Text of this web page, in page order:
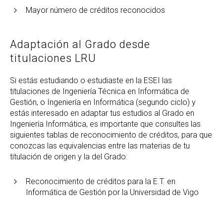
Mayor número de créditos reconocidos
Adaptación al Grado desde
titulaciones LRU
Si estás estudiando o estudiaste en la ESEI las
titulaciones de Ingeniería Técnica en Informática de
Gestión, o Ingeniería en Informática (segundo ciclo) y
estás interesado en adaptar tus estudios al Grado en
Ingeniería Informática, es importante que consultes las
siguientes tablas de reconocimiento de créditos, para que
conozcas las equivalencias entre las materias de tu
titulación de origen y la del Grado:
Reconocimiento de créditos para la E.T. en
Informática de Gestión por la Universidad de Vigo